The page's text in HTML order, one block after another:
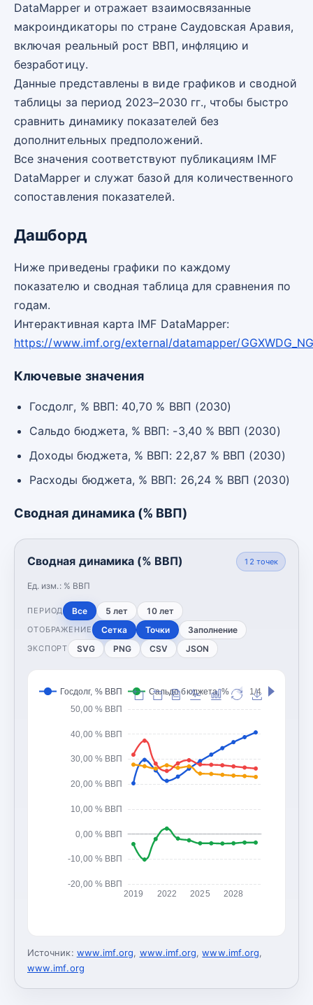
DataMapper и отражает взаимосвязанные
макроиндикаторы по стране Саудовская Аравия,
включая реальный рост ВВП, инфляцию и
безработицу.
Данные представлены в виде графиков и сводной
таблицы за период 2023–2030 гг., чтобы быстро
сравнить динамику показателей без
дополнительных предположений.
Все значения соответствуют публикациям IMF
DataMapper и служат базой для количественного
сопоставления показателей.
Дашборд
Ниже приведены графики по каждому
показателю и сводная таблица для сравнения по
годам.
Интерактивная карта IMF DataMapper:
https://www.imf.org/external/datamapper/
Ключевые значения
Госдолг, % ВВП: 40,70 % ВВП (2030)
Сальдо бюджета, % ВВП: -3,40 % ВВП (2030)
Доходы бюджета, % ВВП: 22,87 % ВВП (2030)
Расходы бюджета, % ВВП: 26,24 % ВВП (2030)
Сводная динамика (% ВВП)
Сводная динамика (% ВВП)
Ед. изм.: % ВВП
12 точек
ПЕРИОД Все 5 лет 10 лет
ОТОБРАЖЕНИЕ Сетка Точки Заполнение
ЭКСПОРТ SVG PNG CSV JSON
-20,00 % ВВП
-10,00 % ВВП
0,00 % ВВП
10,00 % ВВП
20,00 % ВВП
30,00 % ВВП
40,00 % ВВП
50,00 % ВВП
2019 2022 2025 2028
Госдолг, % ВВП Сальдо бюджета, % ВВП 1/4
Источник: www.imf.org, www.imf.org,www.imf.org,
www.imf.org